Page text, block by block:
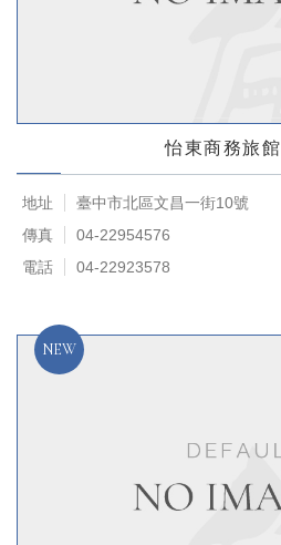
怡東商務旅館
地址
臺中市北區文昌一街10號
傳真
04-22954576
電話
04-22923578